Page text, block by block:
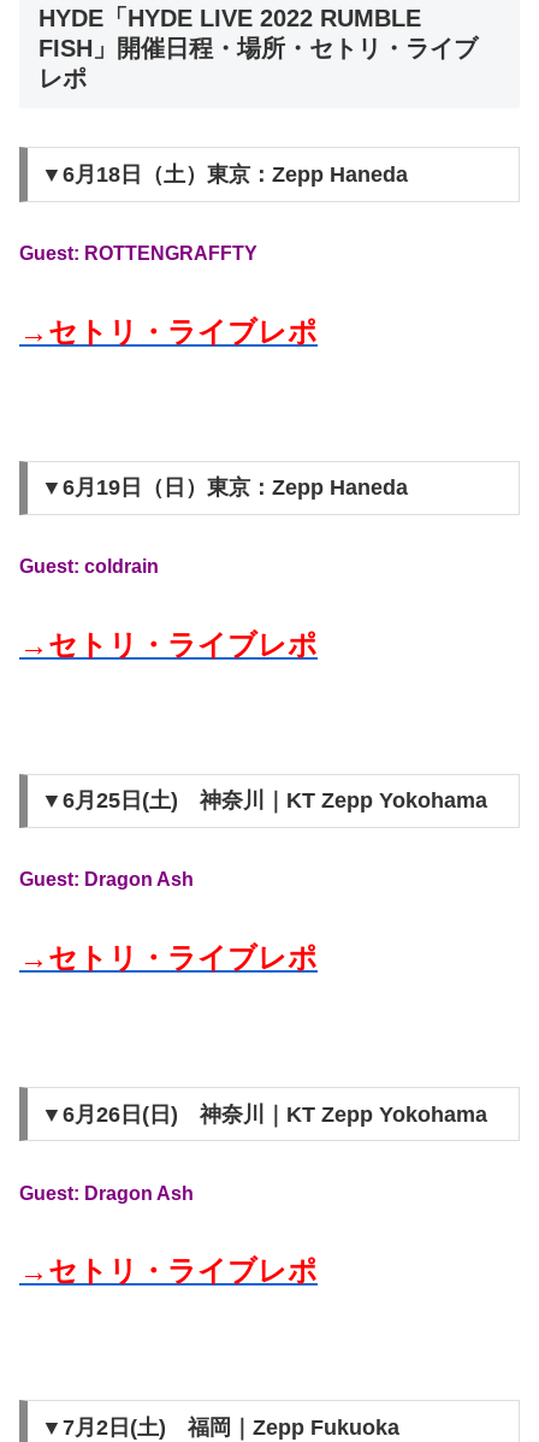
HYDE「HYDE LIVE 2022 RUMBLE
FISH」開催日程・場所・セトリ・ライブ
レポ
▼6月18日（土）東京：Zepp Haneda
Guest: ROTTENGRAFFTY
→セトリ・ライブレポ
▼6月19日（日）東京：Zepp Haneda
Guest: coldrain
→セトリ・ライブレポ
▼6月25日(土) 神奈川｜KT Zepp Yokohama
Guest: Dragon Ash
→セトリ・ライブレポ
▼6月26日(日) 神奈川｜KT Zepp Yokohama
Guest: Dragon Ash
→セトリ・ライブレポ
▼7月2日(土) 福岡｜Zepp Fukuoka